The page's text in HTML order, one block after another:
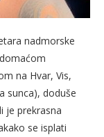
nadmorske
na Hvar, Vis,
sunca), doduše
je prekrasna
se isplati